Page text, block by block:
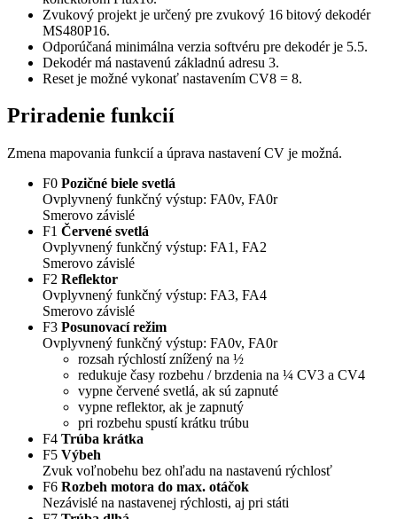
Zvukový projekt je určený pre zvukový 16 bitový dekodér
MS480P16.
Odporúčaná minimálna verzia softvéru pre dekodér je 5.5.
Dekodér má nastavenú základnú adresu 3.
Reset je možné vykonať nastavením CV8 = 8.
Priradenie funkcií
Zmena mapovania funkcií a úprava nastavení CV je možná.
F0 Pozičné biele svetlá
Ovplyvnený funkčný výstup: FA0v, FA0r
Smerovo závislé
F1 Červené svetlá
Ovplyvnený funkčný výstup: FA1, FA2
Smerovo závislé
F2 Reflektor
Ovplyvnený funkčný výstup: FA3, FA4
Smerovo závislé
F3 Posunovací režim
Ovplyvnený funkčný výstup: FA0v, FA0r
rozsah rýchlostí znížený na ½
redukuje časy rozbehu / brzdenia na ¼ CV3 a CV4
vypne červené svetlá, ak sú zapnuté
vypne reflektor, ak je zapnutý
pri rozbehu spustí krátku trúbu
F4 Trúba krátka
F5 Výbeh
Zvuk voľnobehu bez ohľadu na nastavenú rýchlosť
F6 Rozbeh motora do max. otáčok
Nezávislé na nastavenej rýchlosti, aj pri státi